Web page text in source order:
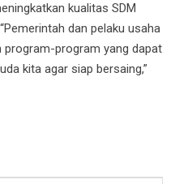
kualitas SDM
dan pelaku usaha
program-program yang dapat
kita agar siap bersaing,”